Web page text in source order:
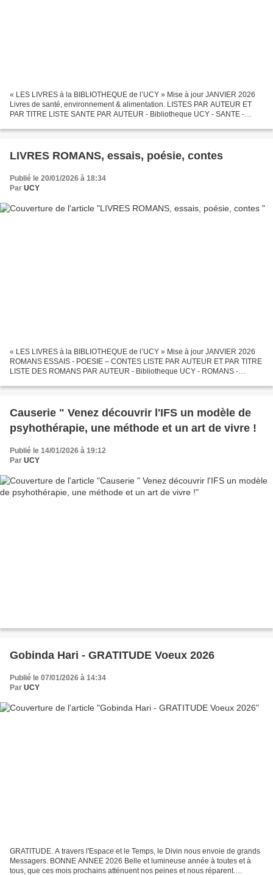
« LES LIVRES à la BIBLIOTHEQUE de l’UCY » Mise à jour JANVIER 2026
Livres de santé, environnement & alimentation. LISTES PAR AUTEUR ET
PAR TITRE LISTE SANTE PAR AUTEUR - Bibliotheque UCY - SANTE -
LIVRES ROMANS, essais, poésie, contes
Publié le 20/01/2026 à 18:34
Par UCY
« LES LIVRES à la BIBLIOTHEQUE de l’UCY » Mise à jour JANVIER 2026
ROMANS ESSAIS - POESIE – CONTES LISTE PAR AUTEUR ET PAR TITRE
LISTE DES ROMANS PAR AUTEUR - Bibliotheque UCY - ROMANS -
Bibliotheque...
Causerie " Venez découvrir l'IFS un modèle de
psyhothérapie, une méthode et un art de vivre !
Publié le 14/01/2026 à 19:12
Par UCY
Gobinda Hari - GRATITUDE Voeux 2026
Publié le 07/01/2026 à 14:34
Par UCY
GRATITUDE. A travers l'Espace et le Temps, le Divin nous envoie de grands
Messagers. BONNE ANNEE 2026 Belle et lumineuse année à toutes et à
tous, que ces mois prochains atténuent nos peines et nous réparent.